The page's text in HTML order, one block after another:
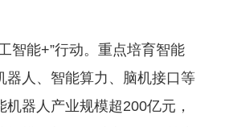
能+”行动。重点培育智能
器人、智能算力、脑机接口等
器人产业规模超200亿元，